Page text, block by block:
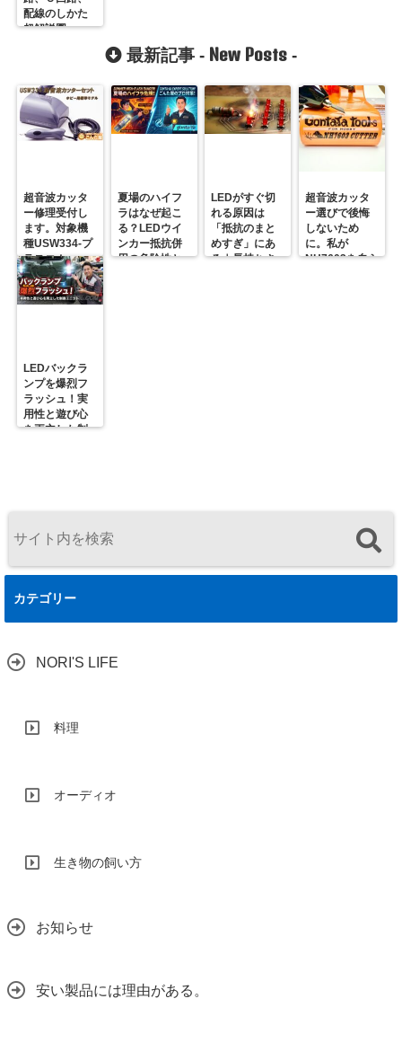
配線のしかた
超解説図
最新記事 - New Posts -
超音波カッタ
ー修理受付し
ます。対象機
種USW334-プ
ラスコム-
R31GONTA
夏場のハイフ
ラはなぜ起こ
る？LEDウイ
ンカー抵抗併
用の危険性と
LEDがすぐ切
れる原因は
「抵抗のまと
めすぎ」にあ
る｜長持ちさ
超音波カッタ
ー選びで後悔
しないため
に。私が
NH7603を自ら
LEDバックラ
ンプを爆烈フ
ラッシュ！実
用性と遊び心
を両立した制
カテゴリー
NORI'S LIFE
料理
オーディオ
生き物の飼い方
お知らせ
安い製品には理由がある。